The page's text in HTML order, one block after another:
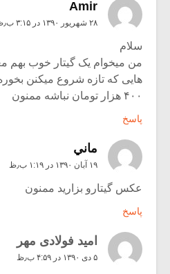
Amir
۲۸ شهریور ۱۳۹۰ در ۳:۱۵ ب٫ظ
سلام
من میخوام یک گیتار خوب بهم
هایی که تازه شروع میکنن
۴۰۰ هزار تومان نباشه ممنون
پاسخ
ماني
۱۹ آبان ۱۳۹۰ در ۱:۱۹ ب٫ظ
عکس گیتارو بزارید ممنون
پاسخ
امید فولادی مهر
۵ دی ۱۳۹۰ در ۴:۵۹ ب٫ظ